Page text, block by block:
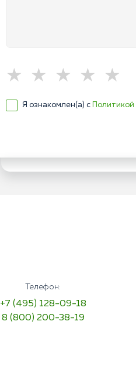
Я ознакомлен(а) с
Телефон:
+7 (495) 128-09-18
8 (800) 200-38-19